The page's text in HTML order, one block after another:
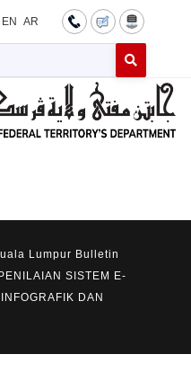
EN AR
Type 2 or
Lumpur Bulletin
SISTEM E-
DAN